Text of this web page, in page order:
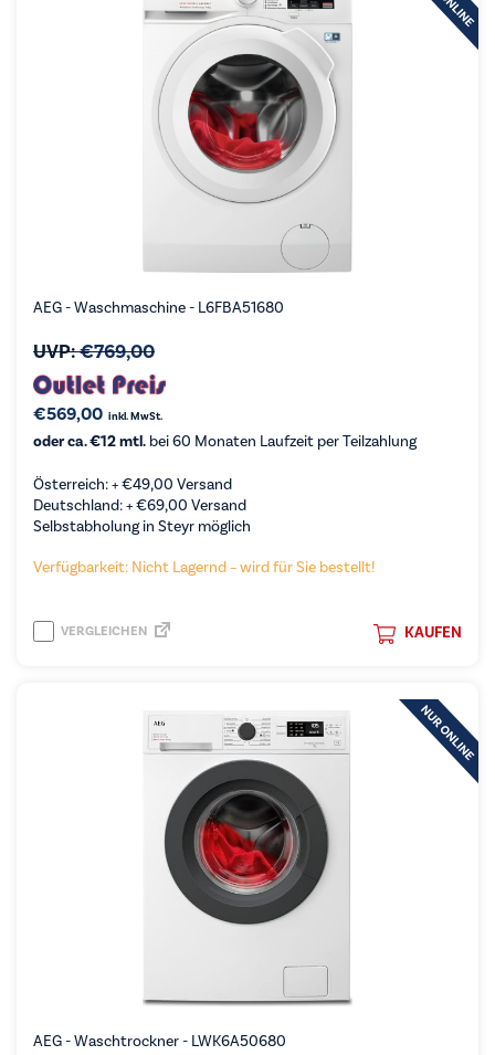
AEG - Waschmaschine - L6FBA51680
UVP:€769,00
€569,00 inkl. MwSt.
oder ca. €12 mtl. bei 60 Monaten Laufzeit per Teilzahlung
Österreich: +€49,00 Versand
Deutschland: +€69,00 Versand
Selbstabholung in Steyr möglich
Verfügbarkeit: Nicht Lagernd – wird für Sie bestellt!
KAUFEN
VERGLEICHEN
AEG - Waschtrockner - LWK6A50680